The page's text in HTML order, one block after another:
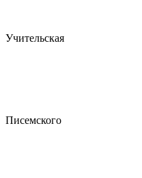
Учительская
Писемского